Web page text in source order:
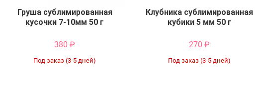
Груша сублимированная
кусочки 7-10мм 50 г
380₽
Под заказ (3-5 дней)
Клубника сублимированная
кубики 5 мм 50 г
270₽
Под заказ (3-5 дней)